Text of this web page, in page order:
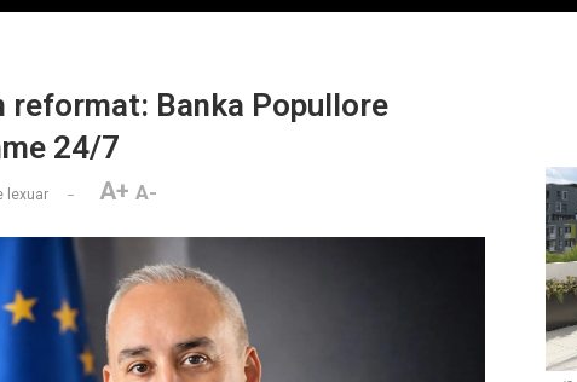
reformat: Banka Popullore
24/7
lexuar A+ A-